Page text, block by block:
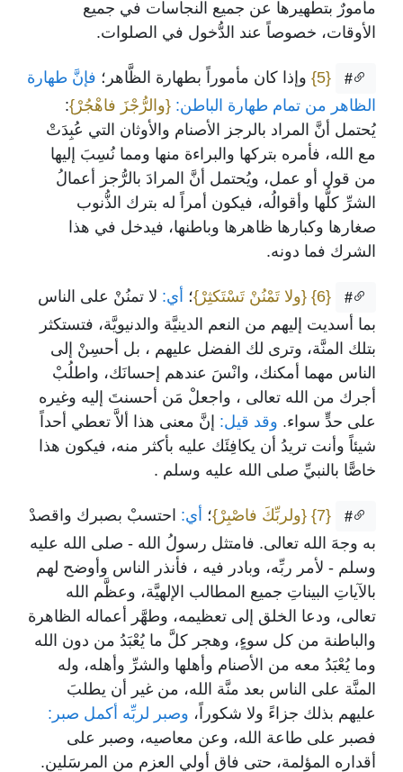
مأمورٌ بتطهيرها عن جميع النجاسات في جميع
الأوقات، خصوصاً عند الدُّخول في الصلوات.
#
{5} وإذا كان مأموراً بطهارة الظَّاهر؛ فإنَّ طهارة
الظاهر من تمام طهارة الباطن: {والرُّجْزَ فاهْجُرْ}:
يُحتمل أنَّ المراد بالرجز الأصنام والأوثان التي عُبِدَتْ
مع الله، فأمره بتركها والبراءة منها ومما نُسِبَ إليها
من قول أو عمل، ويُحتمل أنَّ المرادَ بالرُّجز أعمالُ
الشرِّ كلُّها وأقوالُه، فيكون أمراً له بترك الذُّنوب
صغارها وكبارها ظاهرها وباطنها، فيدخل في هذا
الشرك فما دونه.
#
{6} {ولا تَمْنُنْ تَسْتَكثِرْ}؛ أي: لا تمنُنْ على الناس
بما أسديت إليهم من النعم الدينيَّة والدنيويَّة، فتستكثر
بتلك المنَّة، وترى لك الفضل عليهم ، بل أحسِنْ إلى
الناس مهما أمكنك، وانْسَ عندهم إحسانَك، واطلُبْ
أجرك من الله تعالى ، واجعلْ مَن أحسنتَ إليه وغيره
على حدٍّ سواء. وقد قيل: إنَّ معنى هذا ألاَّ تعطي أحداً
شيئاً وأنت تريدُ أن يكافِئَك عليه بأكثر منه، فيكون هذا
خاصًّا بالنبيِّ صلى الله عليه وسلم .
#
{7} {ولربِّكَ فاصْبِرْ}؛ أي: احتسبْ بصبرك واقصدْ
به وجهَ الله تعالى. فامتثل رسولُ الله - صلى الله عليه
وسلم - لأمر ربِّه، وبادر فيه ، فأنذر الناس وأوضح لهم
بالآياتِ البيناتِ جميع المطالب الإلهيَّة، وعظَّم الله
تعالى، ودعا الخلق إلى تعظيمه، وطهَّر أعماله الظاهرة
والباطنة من كل سوءٍ، وهجر كلَّ ما يُعْبَدُ من دون الله
وما يُعْبَدُ معه من الأصنام وأهلها والشرِّ وأهله، وله
المنَّة على الناس بعد منَّة الله، من غير أن يطلبَ
عليهم بذلك جزاءً ولا شكوراً، وصبر لربِّه أكمل صبر:
فصبر على طاعة الله، وعن معاصيه، وصبر على
أقداره المؤلمة، حتى فاق أولي العزم من المرسَلين.